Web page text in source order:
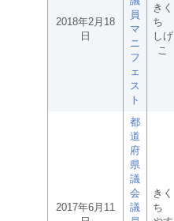
2018年2月18
日
員
マ
ニ
フ
ェ
ス
ト
きく
ち
しげ
こ
2017年6月11
都
道
府
県
議
会
議
きく
ち